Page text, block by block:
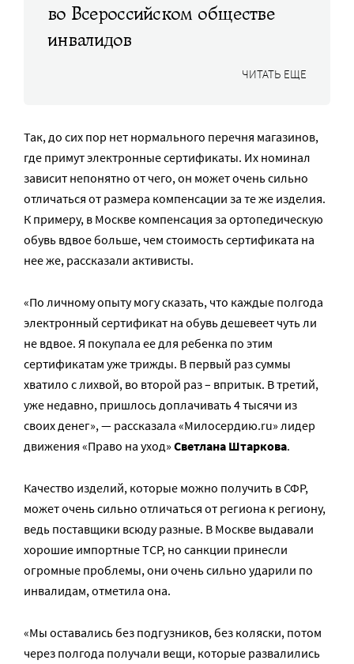
во Всероссийском обществе
инвалидов
ЧИТАТЬ ЕЩЕ
Так, до сих пор нет нормального перечня магазинов,
где примут электронные сертификаты. Их номинал
зависит непонятно от чего, он может очень сильно
отличаться от размера компенсации за те же изделия.
К примеру, в Москве компенсация за ортопедическую
обувь вдвое больше, чем стоимость сертификата на
нее же, рассказали активисты.
«По личному опыту могу сказать, что каждые полгода
электронный сертификат на обувь дешевеет чуть ли
не вдвое. Я покупала ее для ребенка по этим
сертификатам уже трижды. В первый раз суммы
хватило с лихвой, во второй раз – впритык. В третий,
уже недавно, пришлось доплачивать 4 тысячи из
своих денег», — рассказала «Милосердию.ru» лидер
движения «Право на уход» Светлана Штаркова.
Качество изделий, которые можно получить в СФР,
может очень сильно отличаться от региона к региону,
ведь поставщики всюду разные. В Москве выдавали
хорошие импортные ТСР, но санкции принесли
огромные проблемы, они очень сильно ударили по
инвалидам, отметила она.
«Мы оставались без подгузников, без коляски, потом
через полгода получали вещи, которые развалились